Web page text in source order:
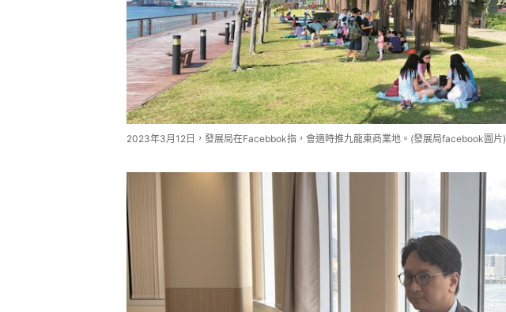
2023年3月12日，發展局在Facebbok指，會適時推九龍東商業地。(發展局facebook圖片)